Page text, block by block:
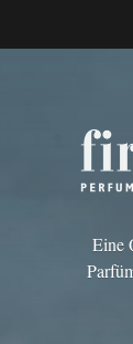
Eine